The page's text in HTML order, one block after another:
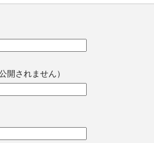
開されません）